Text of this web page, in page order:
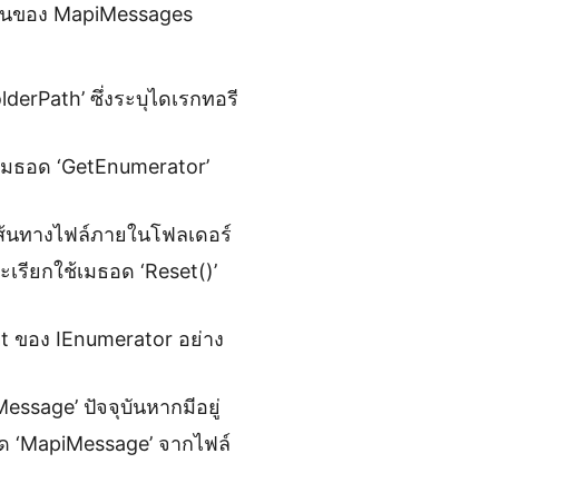
อง MapiMessages
ซึ่งระบุไดเรกทอรี
อด ‘GetEnumerator’
นทางไฟล์ภายในโฟลเดอร์
รียกใช้เมธอด ‘Reset()’
ของ IEnumerator อย่าง
ปัจจุบันหากมีอยู่
จากไฟล์